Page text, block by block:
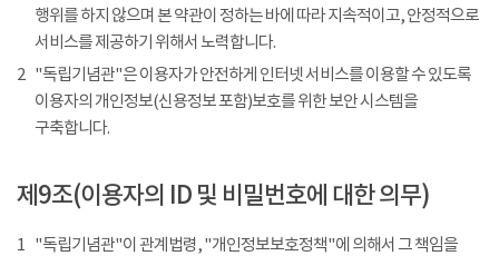
행위를 하지 않으며 본 약관이 정하는 바에 따라 지속적이고, 안정적으로
서비스를 제공하기 위해서 노력합니다.
2 "독립기념관"은 이용자가 안전하게 인터넷 서비스를 이용할 수 있도록
이용자의 개인정보(신용정보 포함)보호를 위한 보안 시스템을
구축합니다.
제9조(이용자의 ID 및 비밀번호에 대한 의무)
1 "독립기념관"이 관계법령, "개인정보보호정책"에 의해서 그 책임을